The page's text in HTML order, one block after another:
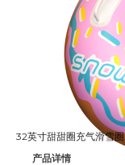
32英寸甜甜圈充气滑雪圈
产品详情